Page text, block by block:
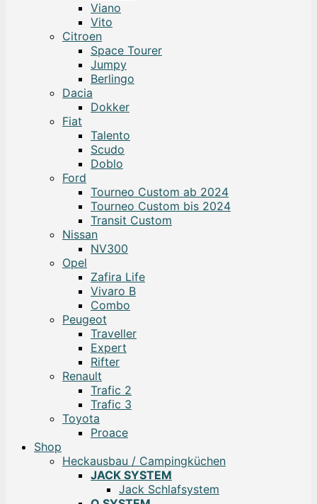
Viano
Vito
Citroen
Space Tourer
Jumpy
Berlingo
Dacia
Dokker
Fiat
Talento
Scudo
Doblo
Ford
Tourneo Custom ab 2024
Tourneo Custom bis 2024
Transit Custom
Nissan
NV300
Opel
Zafira Life
Vivaro B
Combo
Peugeot
Traveller
Expert
Rifter
Renault
Trafic 2
Trafic 3
Toyota
Proace
Shop
Heckausbau / Campingküchen
JACK SYSTEM
Jack Schlafsystem